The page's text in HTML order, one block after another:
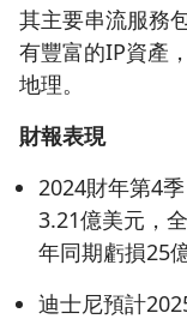
其主要串流服務
有豐富的IP資產
地理。
財報表現
2024財年第4
3.21億美元，
年同期虧損25
迪士尼預計